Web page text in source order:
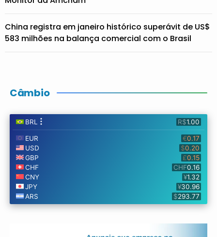
China registra em janeiro histórico superávit de US$
583 milhões na balança comercial com o Brasil
Câmbio